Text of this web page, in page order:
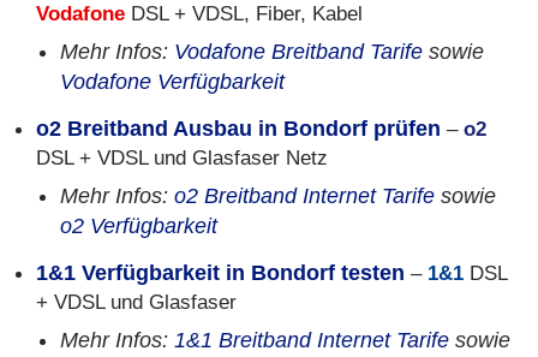
Vodafone DSL + VDSL, Fiber, Kabel
Mehr Infos: Vodafone Breitband Tarife sowie
Vodafone Verfügbarkeit
o2 Breitband Ausbau in Bondorf prüfen – o2
DSL + VDSL und Glasfaser Netz
Mehr Infos: o2 Breitband Internet Tarife sowie
o2 Verfügbarkeit
1&1 Verfügbarkeit in Bondorf testen – 1&1 DSL
+ VDSL und Glasfaser
Mehr Infos: 1&1 Breitband Internet Tarife sowie